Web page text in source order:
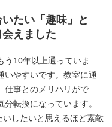
たい「趣味」と
会えました
う10年以上通っていま
いやすいです。教室に通
仕事とのメリハリがで
分転換になっています。
したいと思えるほど素敵